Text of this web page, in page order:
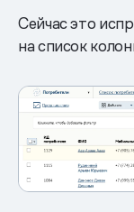
Сейчас это
на список